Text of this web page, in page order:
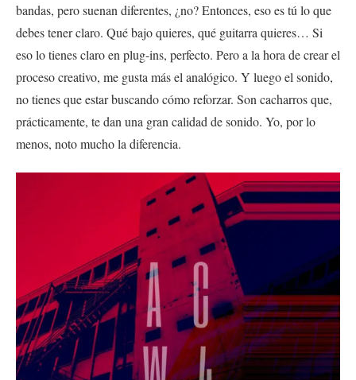
bandas, pero suenan diferentes, ¿no? Entonces, eso es tú lo que
debes tener claro. Qué bajo quieres, qué guitarra quieres… Si
eso lo tienes claro en plug-ins, perfecto. Pero a la hora de crear el
proceso creativo, me gusta más el analógico. Y luego el sonido,
no tienes que estar buscando cómo reforzar. Son cacharros que,
prácticamente, te dan una gran calidad de sonido. Yo, por lo
menos, noto mucho la diferencia.